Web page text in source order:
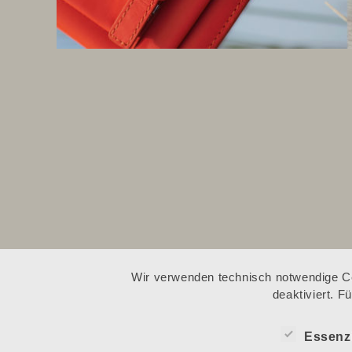
Wir verwenden technisch notwendige
deaktiviert.